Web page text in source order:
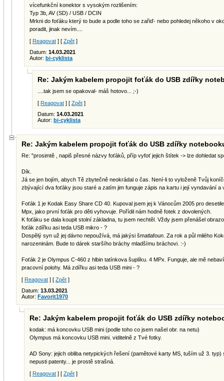
vícefunkční konektor s vysokým rozlišením:
Typ 3b, AV (SD) / USB / DCIN
Mrkni do foťáku který to bude a podle toho se zařiď- nebo pohledej někoho v
poradit, jinak nevím....
[ Reagovat ] [ Zpět ]
Datum: 14.03.2021
Autor: bi-cyklista
Re: Jakým kabelem propojit foťák do USB zdířky
....tak jsem se opakoval- máš hotovo... ;-)
[ Reagovat ] [ Zpět ]
Datum: 14.03.2021
Autor: bi-cyklista
Re: Jakým kabelem propojit foťák do USB zdířky
Re: "prosimtě , napiš přesné názvy foťáků, příp vyfoť jejich štítek -> lze dohledat
Dík.
Já se jen bojím, abych Tě zbytečně neokrádal o čas. Není-li to vyloženě Tvůj
zbývající dva foťáky jsou staré a zatím jim funguje zápis na kartu i její vyndavání a
Foťák 1 je Kodak Easy Share CD 40. Kupoval jsem jej k Vánocům 2005 pro
Mpx, jako první foťák pro děti vyhovuje. Pořídil nám hodně fotek z dovolených.
K foťáku se dala koupit stolní základna, tu jsem nechtěl. Vždy jsem přenášel
foťák zdířku asi teda USB mikro - ?
Dospělý syn už jej dávno nepoužívá, má jakýsi šmatlafoun. Za rok a půl milého
narozeninám. Bude to dárek staršího bráchy mladšímu bráchovi. :-)
Foťák 2 je Olympus C-460 z hlbin tatínkova šuplíku. 4 MPx. Funguje, ale mě
pracovní polohy. Má zdířku asi teda USB mini - ?
[ Reagovat ] [ Zpět ]
Datum: 13.03.2021
Autor: Favorit1970
Re: Jakým kabelem propojit foťák do USB zdířky
kodak: má koncovku USB mini (podle toho co jsem našel obr. na netu)
Olympus má koncovku USB mini. viditelně z Tvé fotky.
AD Sony: jejich obliba netypických řešení (pamětové karty MS, tuším už 3.
nepusti patenty... je prostě strašná.
[ Reagovat ] [ Zpět ]